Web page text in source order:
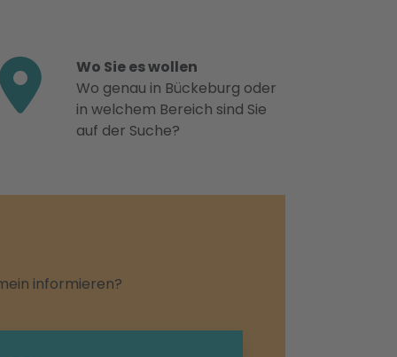
Wo Sie es wollen
Wo genau in Bückeburg oder
in welchem Bereich sind Sie
auf der Suche?
informieren?